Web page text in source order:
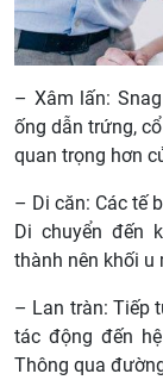
– Xâm lấn:
ống dẫn trứng,
quan trọng hơn
– Di căn: Các tế
Di chuyển đến
thành nên khối u
– Lan tràn: Tiếp
tác động đến
Thông qua